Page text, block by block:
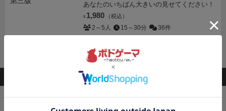
あなたのいちばん大きいの見せてください！
¥ 1,980 （税込）
2～5人 15～30分 36件
カートに追加する
このボードゲームを持ってる人が購入した商品